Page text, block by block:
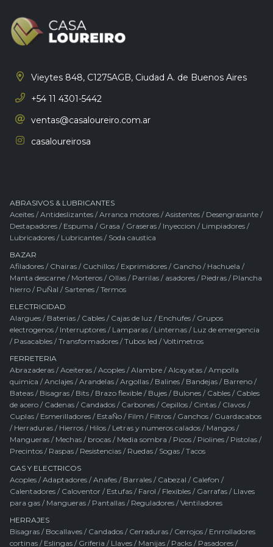
Vieytes 848, C1275AGB, Ciudad A. de Buenos Aires
+54 11 4301-5442
ventas@casaloureiro.com.ar
casaloureirosa
ABRASIVOS & LUBRICANTES
Aceites /Antideslizantes /Arranca motores /Asistentes / Desengrasante /
Destapadores / Espuma / Grasa / Graseras / Inyeccion / Limpiadores /
Lubricadores / Lubricantes / Soda caustica
BAZAR
Afiladores / Chairas / Cuchillos / Exprimidores / Gancho / Hachuela /
Manta descarne / Morteros / Ollas / Parrilas / asadores / Piedras / Plancha
hierro / PuÑal / Sartenes /Termos
ELECTRICIDAD
Alargues / Baterias / Cables / Cajas de luz / Enchufes / Grupos
electrogenos / Interruptores / Lamparas / Linternas / Luz de emergencia
/ Pasacables /Transformadores /Tubos led /Voltimetros
FERRETERIA
Abrazaderas /Aceiteras /Acoples /Alambre /Alcayatas /Ampolla
quimica /Anclajes /Arandelas /Argollas / Balines / Bandejas / Barreno /
Bateas / Bisagras / Bits / Brazo flexible / Bujes / Bulones / Cables / Cables
de acero / Cadenas / Candados / Carbones / Cepillos / Cintas / Clavos /
Cuplas / Esmerilladores / EstaÑo / Film / Filtros / Ganchos / Guardacabos
/ Herraduras / Hierros / Hilos / Letras y numeros calados / Mangos /
Mangueras / Mechas / brocas / Media sombra / Picos / Piolines / Pistolas /
Precintos / Raspas / Resistencias / Ruedas / Sogas /Tacos
GAS Y ELECTRICOS
Acoples /Adaptadores /Anafes / Barrales / Cabezal / Calefon /
Calentadores / Caloventor / Estufas / Farol / Flexibles / Garrafas / Llaves
para gas / Mangueras / Pantallas / Reguladores /Ventiladores
HERRAJES
Bisagras / Bocallaves / Candados / Cerraduras / Cerrojos / Enrrolladores
cortinas / Eslingas / Griferia / Llaves / Manijas / Packs / Pasadores /